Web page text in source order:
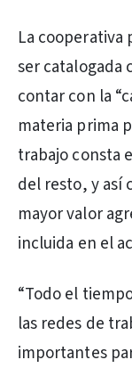
La cooperativa
ser catalogada
contar con la
materia prima
trabajo consta
del resto, y así
mayor valor
incluida en el
“Todo el
las redes de
importantes